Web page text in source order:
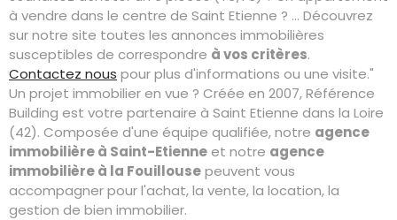
à vendre dans le centre de Saint Etienne ? ... Découvrez
sur notre site toutes les annonces immobilières
susceptibles de correspondre à vos critères.
Contactez nous pour plus d'informations ou une visite."
Un projet immobilier en vue ? Créée en 2007, Référence
Building est votre partenaire à Saint Etienne dans la Loire
(42). Composée d'une équipe qualifiée, notre agence
immobilière à Saint-Etienneet notre agence
immobilière à la Fouillousepeuvent vous
accompagner pour l'achat, la vente, la location, la
gestion de bien immobilier.